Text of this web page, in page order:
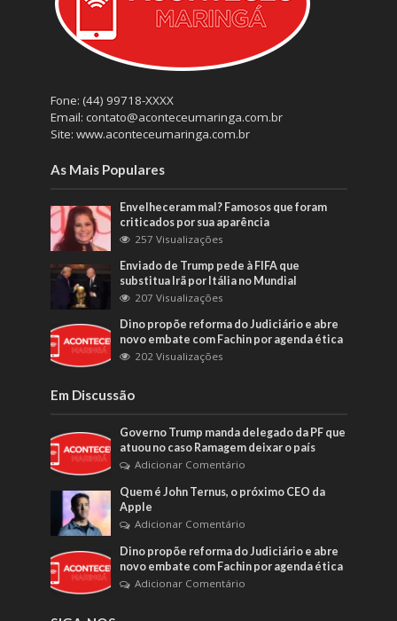
Fone: (44) 99718-XXXX
Email: contato@aconteceumaringa.com.br
Site: www.aconteceumaringa.com.br
As Mais Populares
Envelheceram mal? Famosos que foram
criticados por sua aparência
257 Visualizações
Enviado de Trump pede à FIFA que
substitua Irã por Itália no Mundial
207 Visualizações
Dino propõe reforma do Judiciário e abre
novo embate com Fachin por agenda ética
202 Visualizações
Em Discussão
Governo Trump manda delegado da PF que
atuou no caso Ramagem deixar o país
Adicionar Comentário
Quem é John Ternus, o próximo CEO da
Apple
Adicionar Comentário
Dino propõe reforma do Judiciário e abre
novo embate com Fachin por agenda ética
Adicionar Comentário